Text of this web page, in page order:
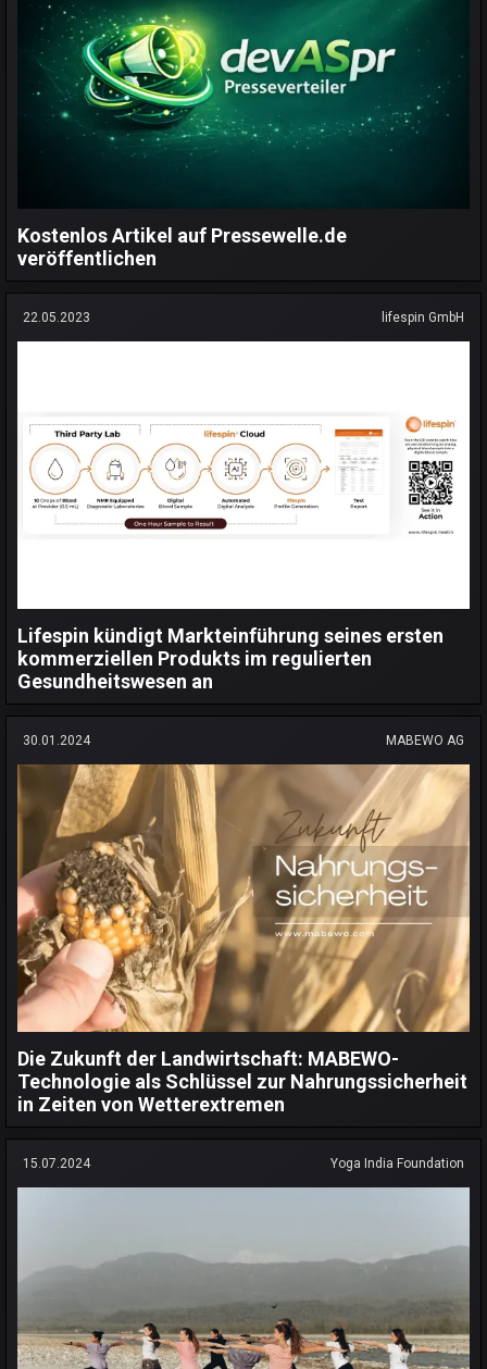
Kostenlos Artikel auf Pressewelle.de
veröffentlichen
22.05.2023 lifespin GmbH
Lifespin kündigt Markteinführung seines ersten
kommerziellen Produkts im regulierten
Gesundheitswesen an
30.01.2024 MABEWO AG
Die Zukunft der Landwirtschaft: MABEWO-
Technologie als Schlüssel zur Nahrungssicherheit
in Zeiten von Wetterextremen
15.07.2024 Yoga India Foundation